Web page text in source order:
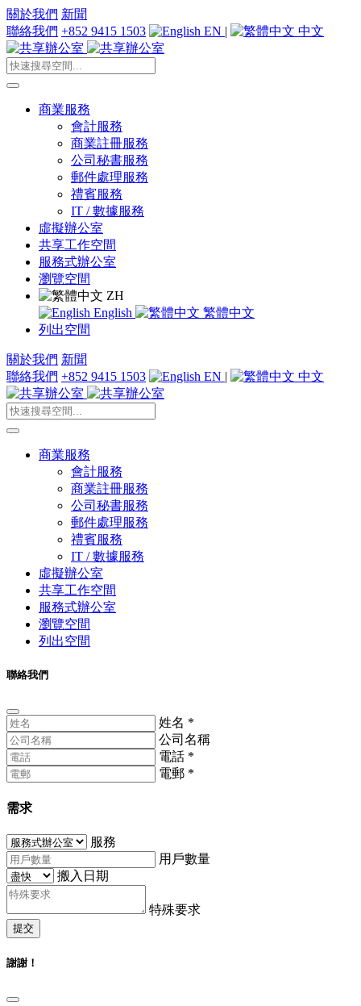
關於我們 新聞
聯絡我們 +852 9415 1503 EN | 中文
商業服務
會計服務
商業註冊服務
公司秘書服務
郵件處理服務
禮賓服務
IT / 數據服務
虛擬辦公室
共享工作空間
服務式辦公室
瀏覽空間
ZH
English
繁體中文
列出空間
關於我們 新聞
聯絡我們 +852 9415 1503 EN | 中文
商業服務
會計服務
商業註冊服務
公司秘書服務
郵件處理服務
禮賓服務
IT / 數據服務
虛擬辦公室
共享工作空間
服務式辦公室
瀏覽空間
列出空間
聯絡我們
姓名 *
公司名稱
電話 *
電郵 *
需求
服務
用戶數量
搬入日期
特殊要求
提交
謝謝！